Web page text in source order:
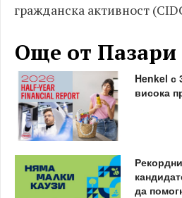
гражданска активност
Още от Пазари
Henkel с
висока
да